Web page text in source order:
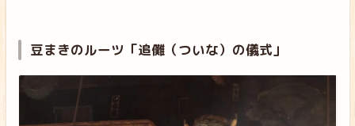
豆まきのルーツ「追儺（ついな）の儀式」